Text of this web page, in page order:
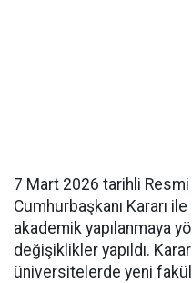
7 Mart 2026 tarihli Resmi
Cumhurbaşkanı Kararı
akademik yapılanmaya
değişiklikler yapıldı.
üniversitelerde yeni